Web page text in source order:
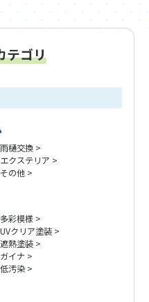
テゴリ
雨樋交換
エクステリア
その他
多彩模様
UVクリア塗装
遮熱塗装
ガイナ
低汚染